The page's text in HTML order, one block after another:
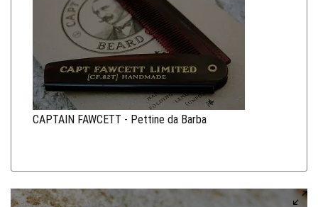
CAPTAIN FAWCETT - Pettine da Barba